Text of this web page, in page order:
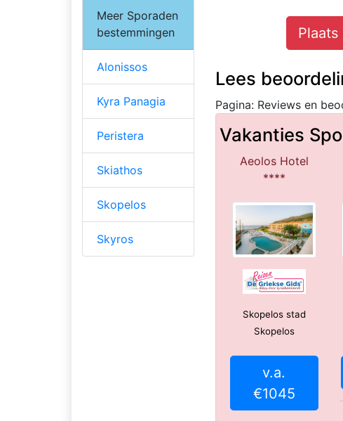
Lees
Pagina: Reviews en
Vakanties
Aeolos Hotel
****
Skopelos stad
Skopelos
v.a.
€1045
Meer Sporaden
bestemmingen
Alonissos
Kyra Panagia
Peristera
Skiathos
Skopelos
Skyros